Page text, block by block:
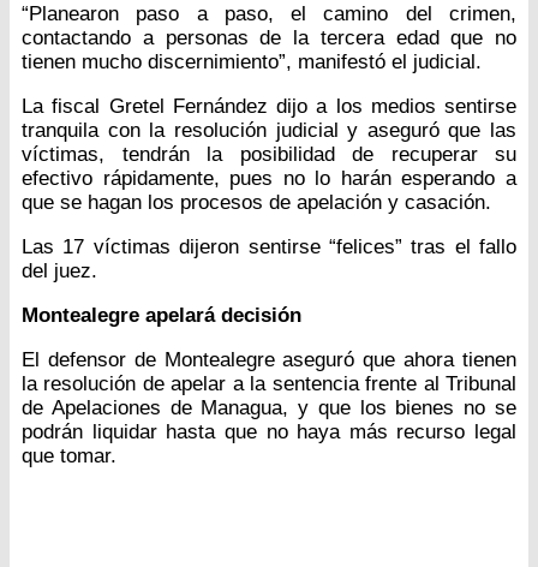
“Planearon paso a paso, el camino del crimen,
contactando a personas de la tercera edad que no
tienen mucho discernimiento”, manifestó el judicial.
La fiscal Gretel Fernández dijo a los medios sentirse
tranquila con la resolución judicial y aseguró que las
víctimas, tendrán la posibilidad de recuperar su
efectivo rápidamente, pues no lo harán esperando a
que se hagan los procesos de apelación y casación.
Las 17 víctimas dijeron sentirse “felices” tras el fallo
del juez.
Montealegre apelará decisión
El defensor de Montealegre aseguró que ahora tienen
la resolución de apelar a la sentencia frente al Tribunal
de Apelaciones de Managua, y que los bienes no se
podrán liquidar hasta que no haya más recurso legal
que tomar.